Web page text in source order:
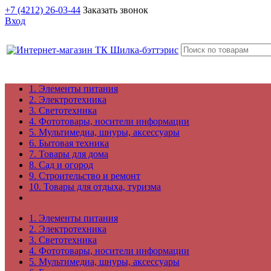
+7 (4212) 26-03-44 Заказать звонок
Вход
1. Элементы питания
2. Электротехника
3. Светотехника
4. Фототовары, носители информации
5. Мультимедиа, шнуры, аксессуары
6. Бытовая техника
7. Товары для дома
8. Сад и огород
9. Строительство и ремонт
10. Товары для отдыха, туризма
1. Элементы питания
2. Электротехника
3. Светотехника
4. Фототовары, носители информации
5. Мультимедиа, шнуры, аксессуары